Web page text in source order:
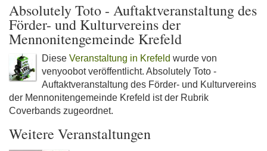
Absolutely Toto - Auftaktveranstaltung des
Förder- und Kulturvereins der
Mennonitengemeinde Krefeld
Diese Veranstaltung in Krefeld wurde von
venyoobot veröffentlicht. Absolutely Toto -
Auftaktveranstaltung des Förder- und Kulturvereins
der Mennonitengemeinde Krefeld ist der Rubrik
Coverbands zugeordnet.
Weitere Veranstaltungen